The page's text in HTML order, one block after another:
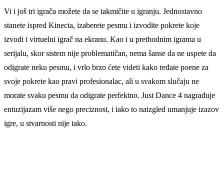
Vi i još tri igrača možete da se takmičite u igranju. Jednostavno
stanete ispred Kinecta, izaberete pesmu i izvodite pokrete koje
izvodi i virtuelni igrač na ekranu. Kao i u prethodnim igrama u
serijalu, skor sistem nije problematičan, nema šanse da ne uspete da
odigrate neku pesmu, i vrlo brzo ćete videti kako ređate poene za
svoje pokrete kao pravi profesionalac, ali u svakom slučaju ne
morate svaku pesmu da odigrate perfektno. Just Dance 4 nagrađuje
entuzijazam više nego preciznost, i iako to naizgled umanjuje izazov
igre, u stvarnosti nije tako.